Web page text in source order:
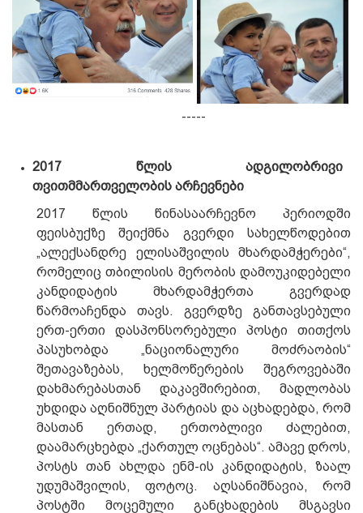
-----
2017 წლის ადგილობრივი
თვითმმართველობის არჩევნები
2017 წლის წინასაარჩევნო პერიოდში
ფეისბუქზე შეიქმნა გვერდი სახელწოდებით
„ალექსანდრე ელისაშვილის მხარდამჭერები“,
რომელიც თბილისის მერობის დამოუკიდებელი
კანდიდატის მხარდამჭერთა გვერდად
წარმოაჩენდა თავს. გვერდზე განთავსებული
ერთ-ერთი დასპონსორებული პოსტი თითქოს
პასუხობდა „ნაციონალური მოძრაობის“
შეთავაზებას, ხელმოწერების შეგროვებაში
დახმარებასთან დაკავშირებით, მადლობას
უხდიდა აღნიშნულ პარტიას და აცხადებდა, რომ
მასთან ერთად, ერთობლივი ძალებით,
დაამარცხებდა „ქართულ ოცნებას“. ამავე დროს,
პოსტს თან ახლდა ენმ-ის კანდიდატის, ზაალ
უდუმაშვილის, ფოტოც. აღსანიშნავია, რომ
პოსტში მოცემული განცხადების მსგავსი